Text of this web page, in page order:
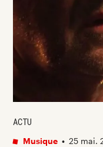
ACTU
Musique • 25 mai.